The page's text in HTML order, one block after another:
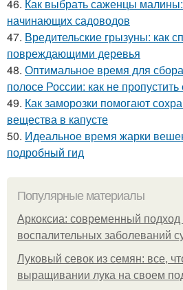
46. Как выбрать саженцы
начинающих садоводов
47. Вредительские грызуны: как
повреждающими деревья
48. Оптимальное время для
полосе России: как не пропустить
49. Как заморозки помогают
вещества в капусте
50. Идеальное время жарки
подробный гид
Популярные материалы
Аркоксиа: современный подход
воспалительных заболеваний
Луковый севок из семян: все,
выращивании лука на своем